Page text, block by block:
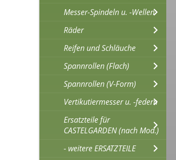
Messer-Spindeln u. -Wellen
Räder
Reifen und Schläuche
Spannrollen (Flach)
Spannrollen (V-Form)
Vertikutiermesser u. -federn
Ersatzteile für
CASTELGARDEN (nach Mod.)
- weitere ERSATZTEILE